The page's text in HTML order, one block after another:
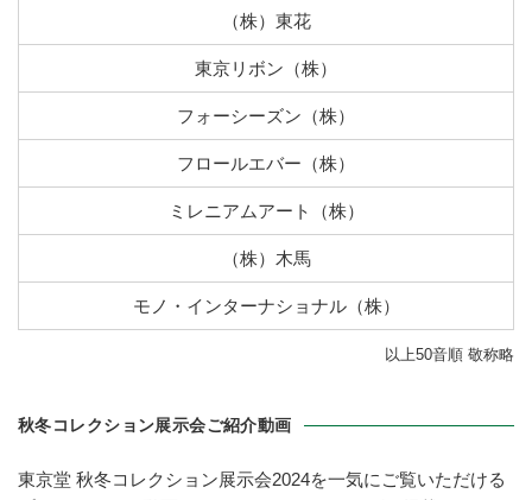
（株）東花
東京リボン（株）
フォーシーズン（株）
フロールエバー（株）
ミレニアムアート（株）
（株）木馬
モノ・インターナショナル（株）
以上50音順 敬称略
秋冬コレクション展示会ご紹介動画
東京堂 秋冬コレクション展示会2024を一気にご覧いただける